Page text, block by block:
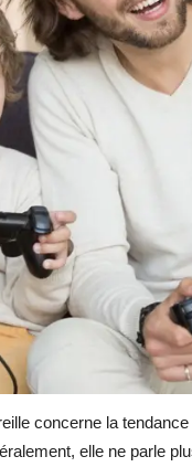
concerne la
elle ne parle